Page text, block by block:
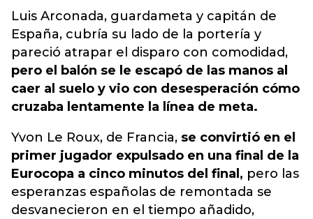
Luis Arconada, guardameta y capitán de
España, cubría su lado de la portería y
pareció atrapar el disparo con comodidad,
pero el balón se le escapó de las manos al
caer al suelo y vio con desesperación cómo
cruzaba lentamente la línea de meta.
Yvon Le Roux, de Francia, se convirtió en el
primer jugador expulsado en una final de la
Eurocopa a cinco minutos del final, pero las
esperanzas españolas de remontada se
desvanecieron en el tiempo añadido,